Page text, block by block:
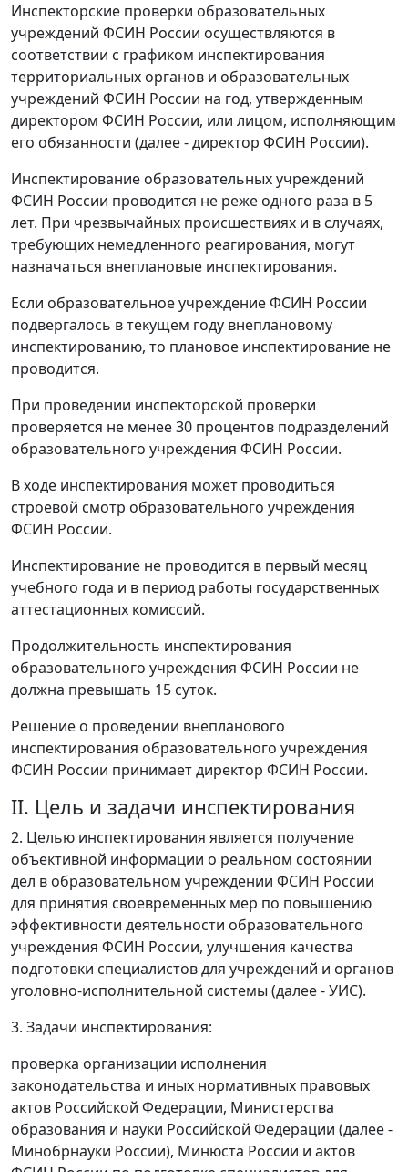
Инспекторские проверки образовательных
учреждений ФСИН России осуществляются в
соответствии с графиком инспектирования
территориальных органов и образовательных
учреждений ФСИН России на год, утвержденным
директором ФСИН России, или лицом, исполняющим
его обязанности (далее - директор ФСИН России).
Инспектирование образовательных учреждений
ФСИН России проводится не реже одного раза в 5
лет. При чрезвычайных происшествиях и в случаях,
требующих немедленного реагирования, могут
назначаться внеплановые инспектирования.
Если образовательное учреждение ФСИН России
подвергалось в текущем году внеплановому
инспектированию, то плановое инспектирование не
проводится.
При проведении инспекторской проверки
проверяется не менее 30 процентов подразделений
образовательного учреждения ФСИН России.
В ходе инспектирования может проводиться
строевой смотр образовательного учреждения
ФСИН России.
Инспектирование не проводится в первый месяц
учебного года и в период работы государственных
аттестационных комиссий.
Продолжительность инспектирования
образовательного учреждения ФСИН России не
должна превышать 15 суток.
Решение о проведении внепланового
инспектирования образовательного учреждения
ФСИН России принимает директор ФСИН России.
II. Цель и задачи инспектирования
2. Целью инспектирования является получение
объективной информации о реальном состоянии
дел в образовательном учреждении ФСИН России
для принятия своевременных мер по повышению
эффективности деятельности образовательного
учреждения ФСИН России, улучшения качества
подготовки специалистов для учреждений и органов
уголовно-исполнительной системы (далее - УИС).
3. Задачи инспектирования:
проверка организации исполнения
законодательства и иных нормативных правовых
актов Российской Федерации, Министерства
образования и науки Российской Федерации (далее -
Минобрнауки России), Минюста России и актов